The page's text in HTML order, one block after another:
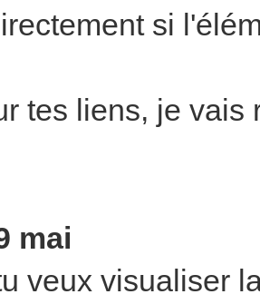
si
tes liens, je vais
mai
veux visualiser